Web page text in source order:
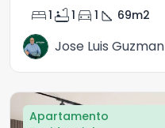
bed1 bathtub1 directions_car 1 square_foot 69m2
Jose Luis Guzman
Apartamento